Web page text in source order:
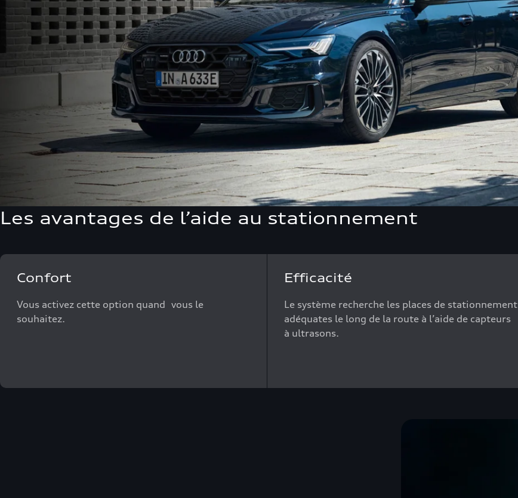
Les avantages de l’aide au stationnement
Confort
Vous activez cette option quand vous le
souhaitez.
Efficacité
Le système recherche les places de stationnement
adéquates le long de la route à l’aide de capteurs
à ultrasons.